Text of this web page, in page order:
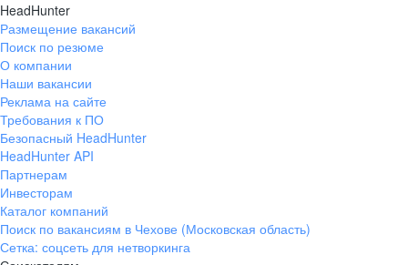
HeadHunter
Размещение вакансий
Поиск по резюме
О компании
Наши вакансии
Реклама на сайте
Требования к ПО
Безопасный HeadHunter
HeadHunter API
Партнерам
Инвесторам
Каталог компаний
Поиск по вакансиям в Чехове (Московская область)
Сетка: соцсеть для нетворкинга